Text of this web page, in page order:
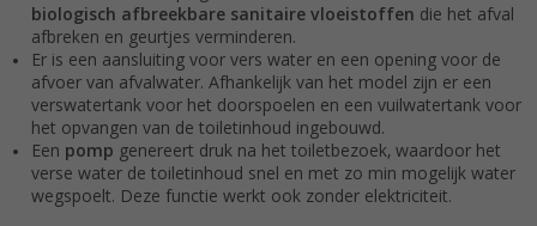
biologisch afbreekbare sanitaire vloeistoffen die het afval
afbreken en geurtjes verminderen.
Er is een aansluiting voor vers water en een opening voor de
afvoer van afvalwater. Afhankelijk van het model zijn er een
verswatertank voor het doorspoelen en een vuilwatertank voor
het opvangen van de toiletinhoud ingebouwd.
Een pomp genereert druk na het toiletbezoek, waardoor het
verse water de toiletinhoud snel en met zo min mogelijk water
wegspoelt. Deze functie werkt ook zonder elektriciteit.